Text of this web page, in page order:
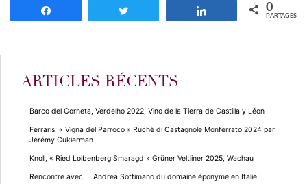
Partagez 0
PARTAGES
ARTICLES RÉCENTS
Barco del Corneta, Verdelho 2022, Vino de la Tierra de Castilla y Léon
Ferraris, « Vigna del Parroco » Ruchè di Castagnole Monferrato 2024 par
Jérémy Cukierman
Knoll, « Ried Loibenberg Smaragd » Grüner Veltliner 2025, Wachau
Rencontre avec … Andrea Sottimano du domaine éponyme en Italie !